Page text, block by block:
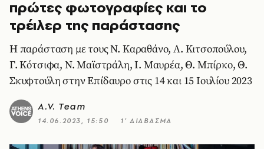
πρώτες φωτογραφίες και το
τρέιλερ της παράστασης
Η παράσταση με τους Ν. Καραθάνο, Λ. Κιτσοπούλου,
Γ. Κότσιφα, Ν. Μαϊστράλη, Ι. Μαυρέα, Θ. Μπίρκο, Θ.
Σκυφτούλη στην Επίδαυρο στις 14 και 15 Ιουλίου 2023
A.V. Team
14.06.2023, 15:50 1’ ΔΙΑΒΑΣΜΑ